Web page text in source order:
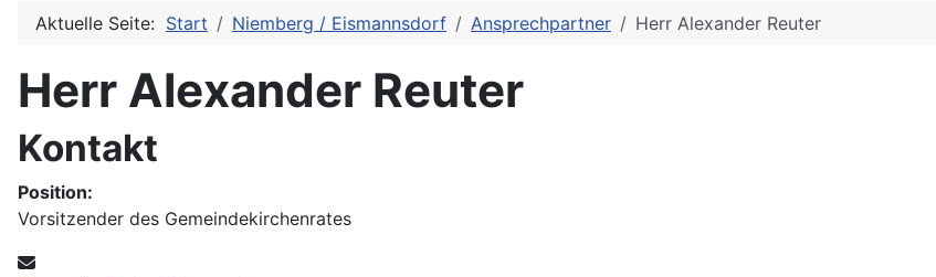
Aktuelle Seite: Start Niemberg / Eismannsdorf Ansprechpartner Herr Alexander Reuter
Herr Alexander Reuter
Kontakt
Position:
Vorsitzender des Gemeindekirchenrates
E-Mail: